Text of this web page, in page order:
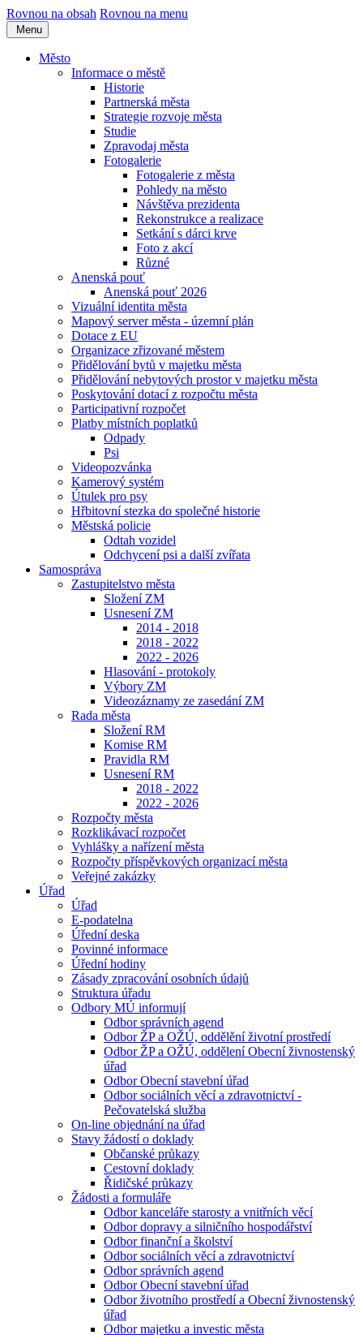
Rovnou na obsah Rovnou na menu
Menu
Město
Informace o městě
Historie
Partnerská města
Strategie rozvoje města
Studie
Zpravodaj města
Fotogalerie
Fotogalerie z města
Pohledy na město
Návštěva prezidenta
Rekonstrukce a realizace
Setkání s dárci krve
Foto z akcí
Různé
Anenská pouť
Anenská pouť 2026
Vizuální identita města
Mapový server města - územní plán
Dotace z EU
Organizace zřizované městem
Přidělování bytů v majetku města
Přidělování nebytových prostor v majetku města
Poskytování dotací z rozpočtu města
Participativní rozpočet
Platby místních poplatků
Odpady
Psi
Videopozvánka
Kamerový systém
Útulek pro psy
Hřbitovní stezka do společné historie
Městská policie
Odtah vozidel
Odchycení psi a další zvířata
Samospráva
Zastupitelstvo města
Složení ZM
Usnesení ZM
2014 - 2018
2018 - 2022
2022 - 2026
Hlasování - protokoly
Výbory ZM
Videozáznamy ze zasedání ZM
Rada města
Složení RM
Komise RM
Pravidla RM
Usnesení RM
2018 - 2022
2022 - 2026
Rozpočty města
Rozklikávací rozpočet
Vyhlášky a nařízení města
Rozpočty příspěvkových organizací města
Veřejné zakázky
Úřad
Úřad
E-podatelna
Úřední deska
Povinné informace
Úřední hodiny
Zásady zpracování osobních údajů
Struktura úřadu
Odbory MÚ informují
Odbor správních agend
Odbor ŽP a OŽÚ, oddělění životní prostředí
Odbor ŽP a OŽÚ, oddělení Obecní živnostenský
úřad
Odbor Obecní stavební úřad
Odbor sociálních věcí a zdravotnictví -
Pečovatelská služba
On-line objednání na úřad
Stavy žádostí o doklady
Občanské průkazy
Cestovní doklady
Řidičské průkazy
Žádosti a formuláře
Odbor kanceláře starosty a vnitřních věcí
Odbor dopravy a silničního hospodářství
Odbor finanční a školství
Odbor sociálních věcí a zdravotnictví
Odbor správních agend
Odbor Obecní stavební úřad
Odbor životního prostředí a Obecní živnostenský
úřad
Odbor majetku a investic města